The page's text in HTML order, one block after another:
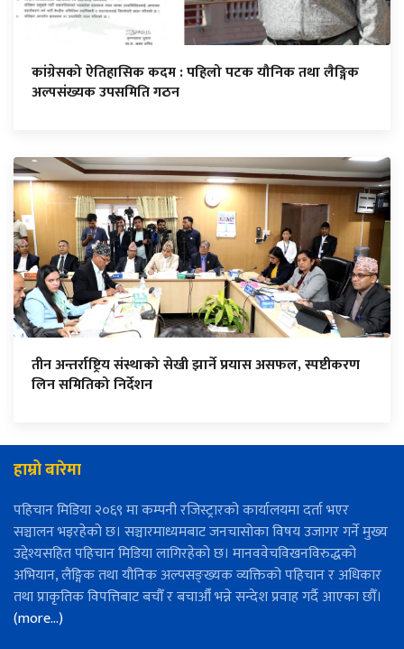
कांग्रेसको ऐतिहासिक कदम : पहिलो पटक यौनिक तथा लैङ्गिक
अल्पसंख्यक उपसमिति गठन
तीन अन्तर्राष्ट्रिय संस्थाको सेखी झार्ने प्रयास असफल, स्पष्टीकरण
लिन समितिको निर्देशन
हाम्रो बारेमा
पहिचान मिडिया २०६९ मा कम्पनी रजिस्ट्रारको कार्यालयमा दर्ता भएर
सञ्चालन भइरहेको छ। सञ्चारमाध्यमबाट जनचासोका विषय उजागर गर्ने मुख्य
उद्देश्यसहित पहिचान मिडिया लागिरहेको छ। मानववेचविखनविरुद्धको
अभियान, लैङ्गिक तथा यौनिक अल्पसङ्ख्यक व्यक्तिको पहिचान र अधिकार
तथा प्राकृतिक विपत्तिबाट बचौँ र बचाऔँ भन्ने सन्देश प्रवाह गर्दै आएका छौँ।
(more…)